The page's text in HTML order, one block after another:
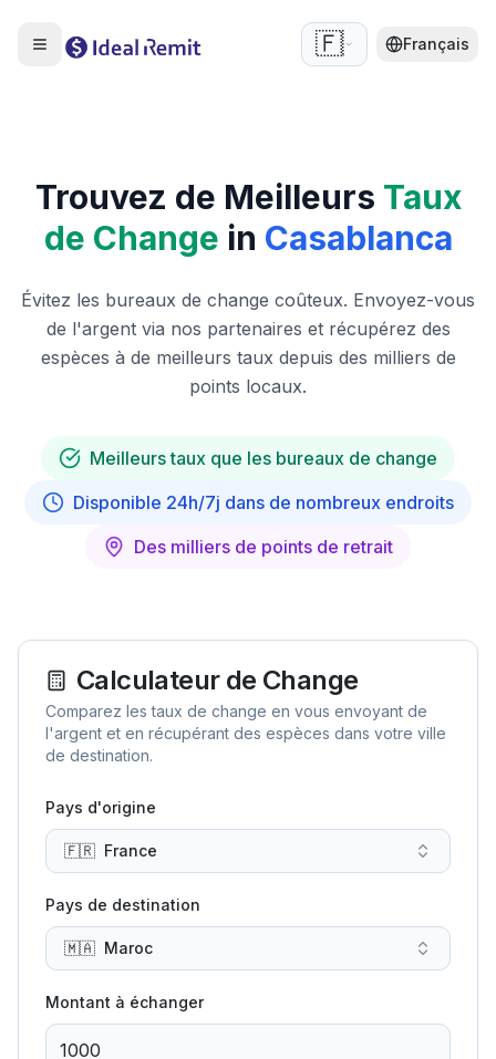
🇫🇷 Français
Trouvez de Meilleurs Taux
de Change in Casablanca
Évitez les bureaux de change coûteux. Envoyez-vous
de l'argent via nos partenaires et récupérez des
espèces à de meilleurs taux depuis des milliers de
points locaux.
Meilleurs taux que les bureaux de change
Disponible 24h/7j dans de nombreux endroits
Des milliers de points de retrait
Calculateur de Change
Comparez les taux de change en vous envoyant de
l'argent et en récupérant des espèces dans votre ville
de destination.
Pays d'origine
🇫🇷 France
Pays de destination
🇲🇦 Maroc
Montant à échanger